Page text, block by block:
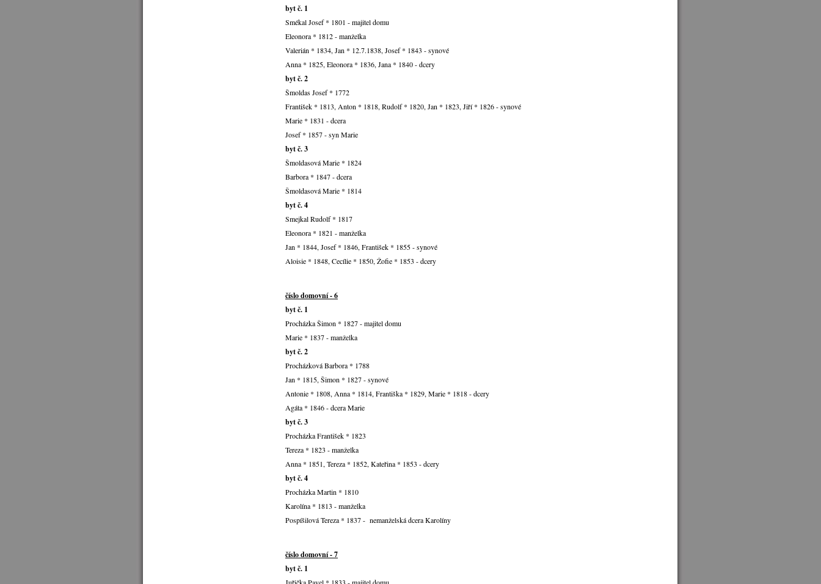
byt č. 1
Smékal Josef * 1801 - majitel domu
Eleonora * 1812 - manželka
Valerián * 1834, Jan * 12.7.1838, Josef * 1843 - synové
Anna * 1825, Eleonora * 1836, Jana * 1840 - dcery
byt č. 2
Šmoldas Josef * 1772
František * 1813, Anton * 1818, Rudolf * 1820, Jan * 1823, Jiří * 1826 - synové
Marie * 1831 - dcera
Josef * 1857 - syn Marie
byt č. 3
Šmoldasová Marie * 1824
Barbora * 1847 - dcera
Šmoldasová Marie * 1814
byt č. 4
Smejkal Rudolf * 1817
Eleonora * 1821 - manželka
Jan * 1844, Josef * 1846, František * 1855 - synové
Aloisie * 1848, Cecílie * 1850, Žofie * 1853 - dcery
číslo domovní - 6
byt č. 1
Procházka Šimon * 1827 - majitel domu
Marie * 1837 - manželka
byt č. 2
Procházková Barbora * 1788
Jan * 1815, Šimon * 1827 - synové
Antonie * 1808, Anna * 1814, Františka * 1829, Marie * 1818 - dcery
Agáta * 1846 - dcera Marie
byt č. 3
Procházka František * 1823
Tereza * 1823 - manželka
Anna * 1851, Tereza * 1852, Kateřina * 1853 - dcery
byt č. 4
Procházka Martin * 1810
Karolína * 1813 - manželka
Pospíšilová Tereza * 1837 - nemanželská dcera Karolíny
číslo domovní - 7
byt č. 1